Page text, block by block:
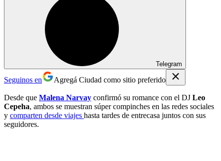
Telegram
Seguinos en Agregá Ciudad como sitio preferido
Desde que Malena Narvay confirmó su romance con el DJ Leo
Cepeha, ambos se muestran súper compinches en las redes sociales
y comparten desde viajes hasta tardes de entrecasa juntos con sus
seguidores.